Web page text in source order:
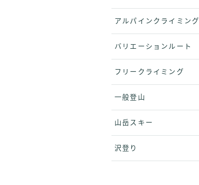
アルパインクライミング
バリエーションルート
フリークライミング
一般登山
山岳スキー
沢登り